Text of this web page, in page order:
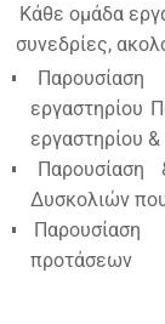
Κάθε ομάδα
συνεδρίες,
εργαστηρίου
εργαστηρίου
Δυσκολιών
προτάσεων